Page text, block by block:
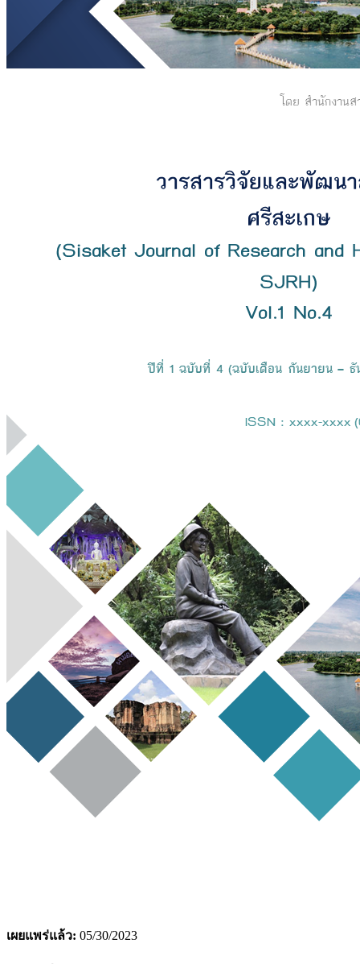
เผยแพร่แล้ว: 05/30/2023